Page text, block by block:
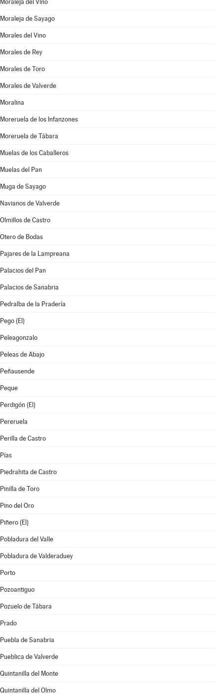
Moraleja del Vino
Moraleja de Sayago
Morales del Vino
Morales de Rey
Morales de Toro
Morales de Valverde
Moralina
Moreruela de los Infanzones
Moreruela de Tábara
Muelas de los Caballeros
Muelas del Pan
Muga de Sayago
Navianos de Valverde
Olmillos de Castro
Otero de Bodas
Pajares de la Lampreana
Palacios del Pan
Palacios de Sanabria
Pedralba de la Pradería
Pego (El)
Peleagonzalo
Peleas de Abajo
Peñausende
Peque
Perdigón (El)
Pereruela
Perilla de Castro
Pías
Piedrahita de Castro
Pinilla de Toro
Pino del Oro
Piñero (El)
Pobladura del Valle
Pobladura de Valderaduey
Porto
Pozoantiguo
Pozuelo de Tábara
Prado
Puebla de Sanabria
Pueblica de Valverde
Quintanilla del Monte
Quintanilla del Olmo